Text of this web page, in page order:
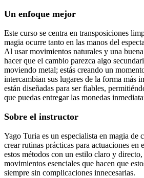
Un enfoque mejor
Este curso se centra en transposiciones
magia ocurre tanto en las manos del
Al usar movimientos naturales y una
hacer que el cambio parezca algo
moviendo metal; estás creando un
intercambian sus lugares de la forma más
están diseñadas para ser fiables,
que puedas entregar las monedas
Sobre el instructor
Yago Turia es un especialista en magia de
crear rutinas prácticas para actuaciones en
estos métodos con un estilo claro y
movimientos esenciales que hacen que
siempre sin complicaciones innecesarias.